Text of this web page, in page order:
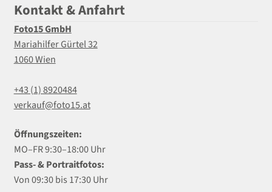
Kontakt & Anfahrt
Foto15 GmbH
Mariahilfer Gürtel 32
1060 Wien
+43 (1) 8920484
verkauf@foto15.at
Öffnungszeiten:
MO–FR 9:30–18:00 Uhr
Pass- & Portraitfotos:
Von 09:30 bis 17:30 Uhr